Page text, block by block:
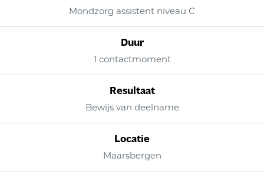
Mondzorg assistent niveau C
Duur
1 contactmoment
Resultaat
Bewijs van deelname
Locatie
Maarsbergen